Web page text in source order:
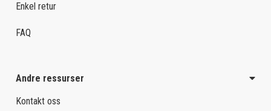
Enkel retur
FAQ
Andre ressurser
Kontakt oss